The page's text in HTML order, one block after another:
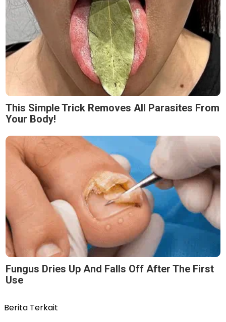
This Simple Trick Removes All Parasites From
Your Body!
Fungus Dries Up And Falls Off After The First
Use
Berita Terkait